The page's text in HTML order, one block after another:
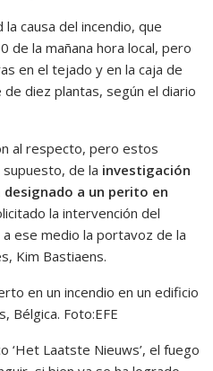
la causa del incendio, que
de la mañana hora local, pero
en el tejado y en la caja de
diez plantas, según el diario
al respecto, pero estos
de la investigación
designado a un perito en
la intervención del
a ese medio la portavoz de la
Kim Bastiaens.
en un incendio en un edificio
Bélgica. Foto:EFE
‘Het Laatste Nieuws’, el fuego